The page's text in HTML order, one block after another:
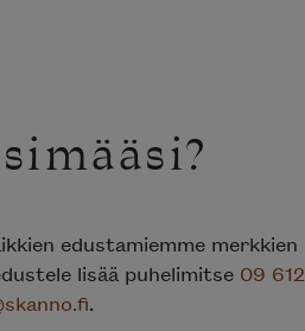
edustamiemme merkkien
lisää puhelimitse 09 612
.